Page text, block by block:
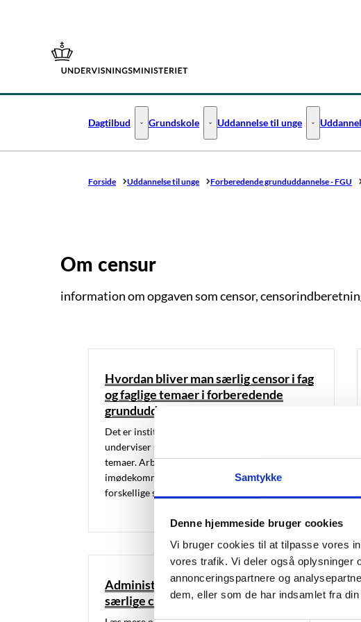
Samtykke
Denne hjemmeside bruger cookies
Vi bruger cookies til at tilpasse vores
vores trafik. Vi deler også oplysninger
annonceringspartnere og
dem, eller som de har indsamlet fra
Gå til forsiden
Dagtilbud Dagtilbud - Flere links
Grundskole Grundskole - Flere links
Uddannelse til unge Uddannelse
Forside Uddannelse til unge Forberedende grunduddannelse - FGU
Om censur
information om opgaven som censor,
Hvordan bliver man særlig censor i fag
og faglige temaer i forberedende
grunduddannelse?
Det er institutionens leder, der indstiller en
underviser som særlig censor i fag og faglige
temaer. Arbejdet kræver store faglige kundskaber,
imødekommenhed og en evne til at indgå i
forskellige samarbejder.
Administrative retningslinjer for
særlige censorer